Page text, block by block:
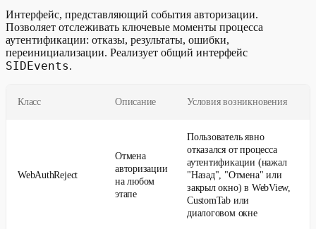
ReLoginStatusReject
ReLoginIsLite
WebViewError
Развернуть
Интерфейс, представляющий события авторизации.
Позволяет отслеживать ключевые моменты процесса
аутентификации: отказы, результаты, ошибки,
переинициализации. Реализует общий интерфейс
SIDEvents.
Класс Описание Условия возникновения
WebAuthReject
Отмена
авторизации
на любом
этапе
Пользователь явно
отказался от процесса
аутентификации (нажал
"Назад", "Отмена" или
закрыл окно) в WebView,
CustomTab или
диалоговом окне